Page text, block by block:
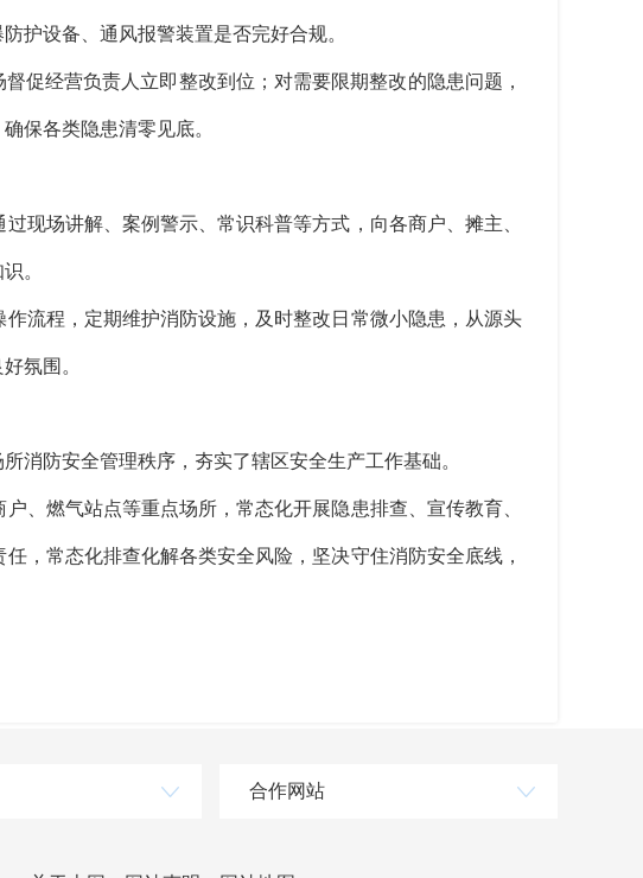
护设备、通风报警装置是否完好合规。
促经营负责人立即整改到位；对需要限期整改的隐患问题，
保各类隐患清零见底。
现场讲解、案例警示、常识科普等方式，向各商户、摊主、
。
流程，定期维护消防设施，及时整改日常微小隐患，从源头
氛围。
消防安全管理秩序，夯实了辖区安全生产工作基础。
、燃气站点等重点场所，常态化开展隐患排查、宣传教育、
，常态化排查化解各类安全风险，坚决守住消防安全底线，
合作网站